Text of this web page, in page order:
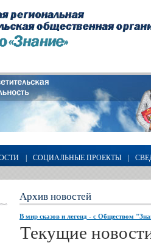
СОЦИАЛЬНЫЕ ПРОЕКТЫ
Архив новостей
В мир сказов и легенд - с Обществом
Текущие